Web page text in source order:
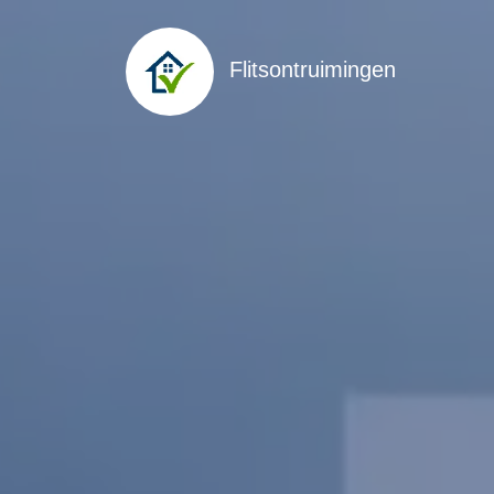
Flitsontruimingen